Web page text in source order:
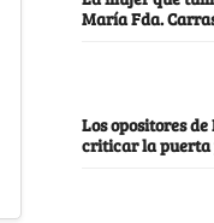
María Fda.
Los opositores
criticar la puerta